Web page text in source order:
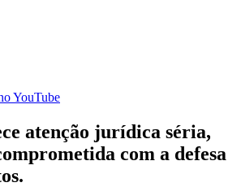
YouTube
atenção jurídica séria,
com a defesa